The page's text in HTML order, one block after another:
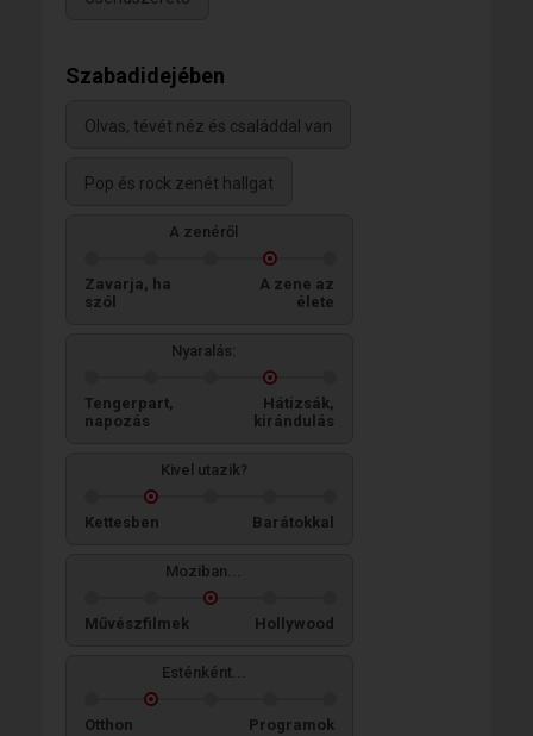
Szabadidejében
Olvas, tévét néz és családdal van
Pop és rock zenét hallgat
A zenéről
Zavarja, ha
szól
A zene az
élete
Nyaralás:
Tengerpart,
napozás
Hátizsák,
kirándulás
Kivel utazik?
Kettesben Barátokkal
Moziban...
Művészfilmek Hollywood
Esténként...
Otthon Programok